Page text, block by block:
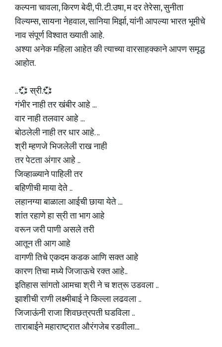
कल्पना चावला, किरण बेदी, पी. टी.उषा, म दर तेरेसा, सुनीता
विल्यम्स, सायना नेहवाल, सानिया मिर्झा, यांनी आपल्या भारत भूमीचे
नाव संपूर्ण विश्वात ख्याती आहे.
अश्या अनेक महिला आहेत की त्याच्या वारसाहक्काने आपण समृद्ध
आहोत.
.. 💞 स्री.💞
गंभीर नाही तर खंबीर आहे ...
वार नाही तलवार आहे ...
बोठलेली नाही तर धार आहे. ..
श्री म्हणजे भिजलेली राख नाही
तर पेटता अंगार आहे ..
जिव्हाळ्याने पाहिली तर
बहिणीची माया देते ..
लहानग्या बाळाला आईची छाया येते ...
शांत रहाणे हा स्री ता भाग आहे
वरून जरी पाणी असले तरी
आतून ती आग आहे
वागणी तिचे एकदम कडक आणि सक्त आहे
कारण तिचा मध्ये जिजाऊचे रक्त आहे..
इतिहास सांगतो आमचा श्री ने च शत्रू उडवला ..
झाशीची राणी लक्ष्मीबाई ने किल्ला लढवला ..
जिजाऊंनी राजा शिवछत्रपती घडविला ..
ताराबाईने महाराष्ट्रात औरंगजेब रडवीला...